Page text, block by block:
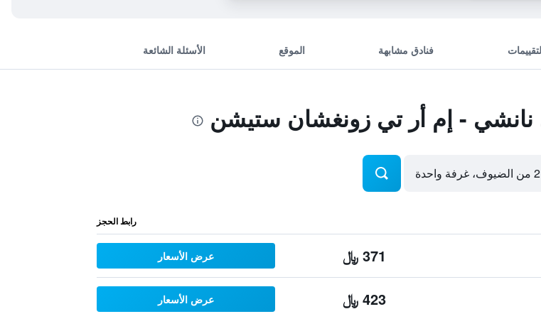
فنادق مشابهة الموقع الأسئلة الشائعة
- إم أر تي زونغشان ستيشن
2 من الضيوف، غرفة واحدة
رابط الحجز
371 ﷼ عرض الأسعار
423 ﷼ عرض الأسعار